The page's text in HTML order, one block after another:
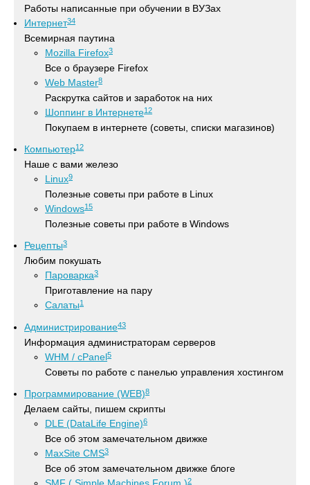
Работы написанные при обучении в ВУЗах
Интернет34
Всемирная паутина
Mozilla Firefox3
Все о браузере Firefox
Web Master8
Раскрутка сайтов и заработок на них
Шоппинг в Интернете12
Покупаем в интернете (советы, списки магазинов)
Компьютер12
Наше с вами железо
Linux9
Полезные советы при работе в Linux
Windows15
Полезные советы при работе в Windows
Рецепты3
Любим покушать
Пароварка3
Приготавление на пару
Салаты1
Администрирование43
Информация администраторам серверов
WHM / cPanel5
Советы по работе с панелью управления хостингом
Программирование (WEB)8
Делаем сайты, пишем скрипты
DLE (DataLife Engine)6
Все об этом замечательном движке
MaxSite CMS3
Все об этом замечательном движке блоге
2